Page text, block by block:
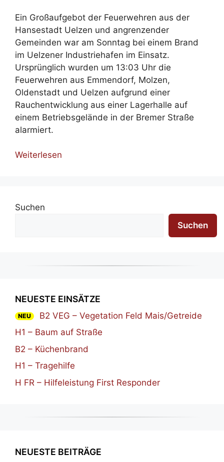
Ein Großaufgebot der Feuerwehren aus der
Hansestadt Uelzen und angrenzender
Gemeinden war am Sonntag bei einem Brand
im Uelzener Industriehafen im Einsatz.
Ursprünglich wurden um 13:03 Uhr die
Feuerwehren aus Emmendorf, Molzen,
Oldenstadt und Uelzen aufgrund einer
Rauchentwicklung aus einer Lagerhalle auf
einem Betriebsgelände in der Bremer Straße
alarmiert.
Weiterlesen
Suchen
Suchen
NEUESTE EINSÄTZE
NEU
B2 VEG – Vegetation Feld Mais/Getreide
H1 – Baum auf Straße
B2 – Küchenbrand
H1 – Tragehilfe
H FR – Hilfeleistung First Responder
NEUESTE BEITRÄGE